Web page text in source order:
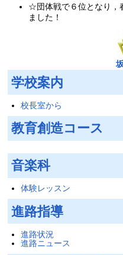
☆団体戦で６位となり，
ました！
学校案内
校長室から
教育創造コース
音楽科
体験レッスン
進路指導
進路状況
進路ニュース